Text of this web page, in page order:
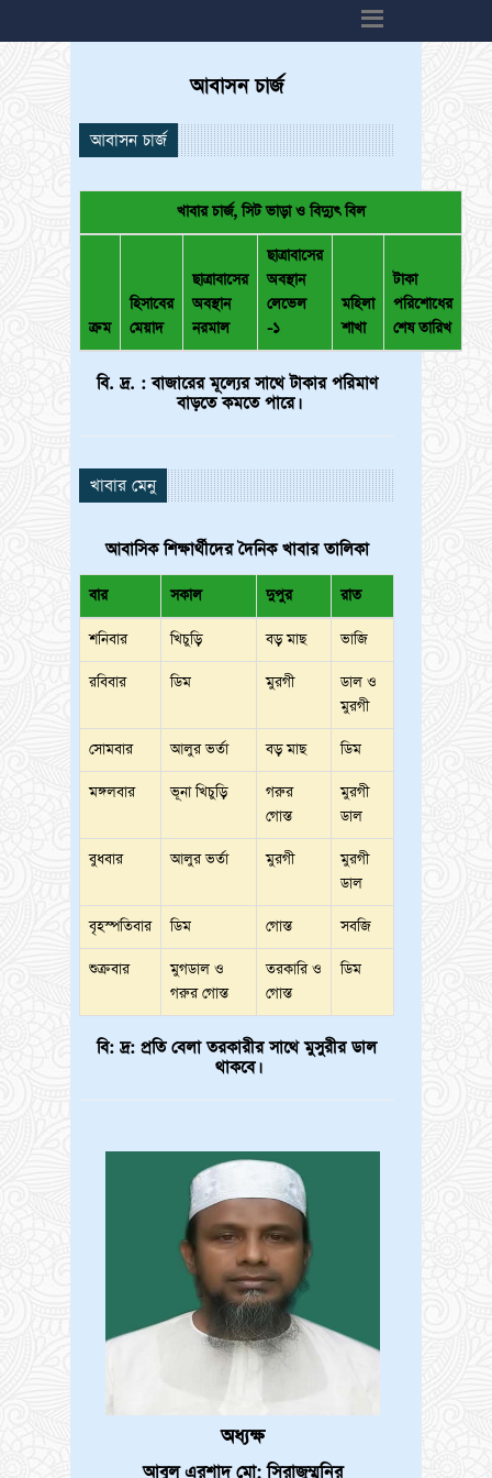
আবাসন চার্জ
আবাসন চার্জ
খাবার চার্জ, সিট ভাড়া ও বিদ্যুৎ বিল
ক্রম
হিসাবের
মেয়াদ
ছাত্রাবাসের
অবস্থান
নরমাল
ছাত্রাবাসের
অবস্থান
লেভেল
-১
মহিলা
শাখা
টাকা
পরিশোধের
শেষ তারিখ
বি. দ্র. : বাজারের মূল্যের সাথে টাকার পরিমাণ
বাড়তে কমতে পারে।
খাবার মেনু
আবাসিক শিক্ষার্থীদের দৈনিক খাবার তালিকা
বার সকাল দুপুর রাত
শনিবার খিচুড়ি বড় মাছ ভাজি
রবিবার ডিম মুরগী
ডাল ও
মুরগী
সোমবার আলুর ভর্তা বড় মাছ ডিম
মঙ্গলবার ভূনা খিচুড়ি
গরুর
গোস্ত
মুরগী
ডাল
বুধবার আলুর ভর্তা মুরগী
মুরগী
ডাল
বৃহস্পতিবার ডিম গোস্ত সবজি
শুক্রবার
মুগডাল ও
গরুর গোস্ত
তরকারি ও
গোস্ত
ডিম
বি: দ্র: প্রতি বেলা তরকারীর সাথে মুসুরীর ডাল
থাকবে।
অধ্যক্ষ
JAN
খন্ডকালীন সহকারী শিক্ষক (গণিত) পদে
নিয়োগ বিজ্ঞপ্তি
দাখিল অষ্টম শ্রেণীর বৃত্তি পরীক্ষা ২০২৫